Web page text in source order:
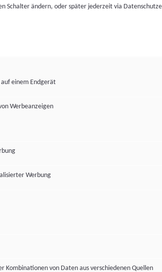
Schalter ändern, oder später jederzeit via
einem Endgerät
Werbeanzeigen
Werbung
Kombinationen von Daten aus verschiedenen Quellen